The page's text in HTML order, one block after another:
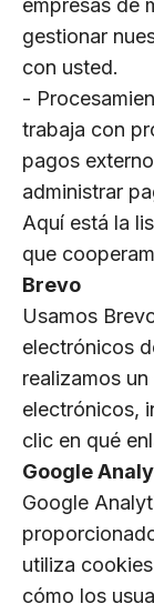
empresas de
gestionar
con usted.
-
trabaja con
pagos
administrar
Aquí está la
que
Brevo
Usamos
electrónicos
realizamos
electrónicos,
clic en qué
Google
Google
utiliza
cómo los